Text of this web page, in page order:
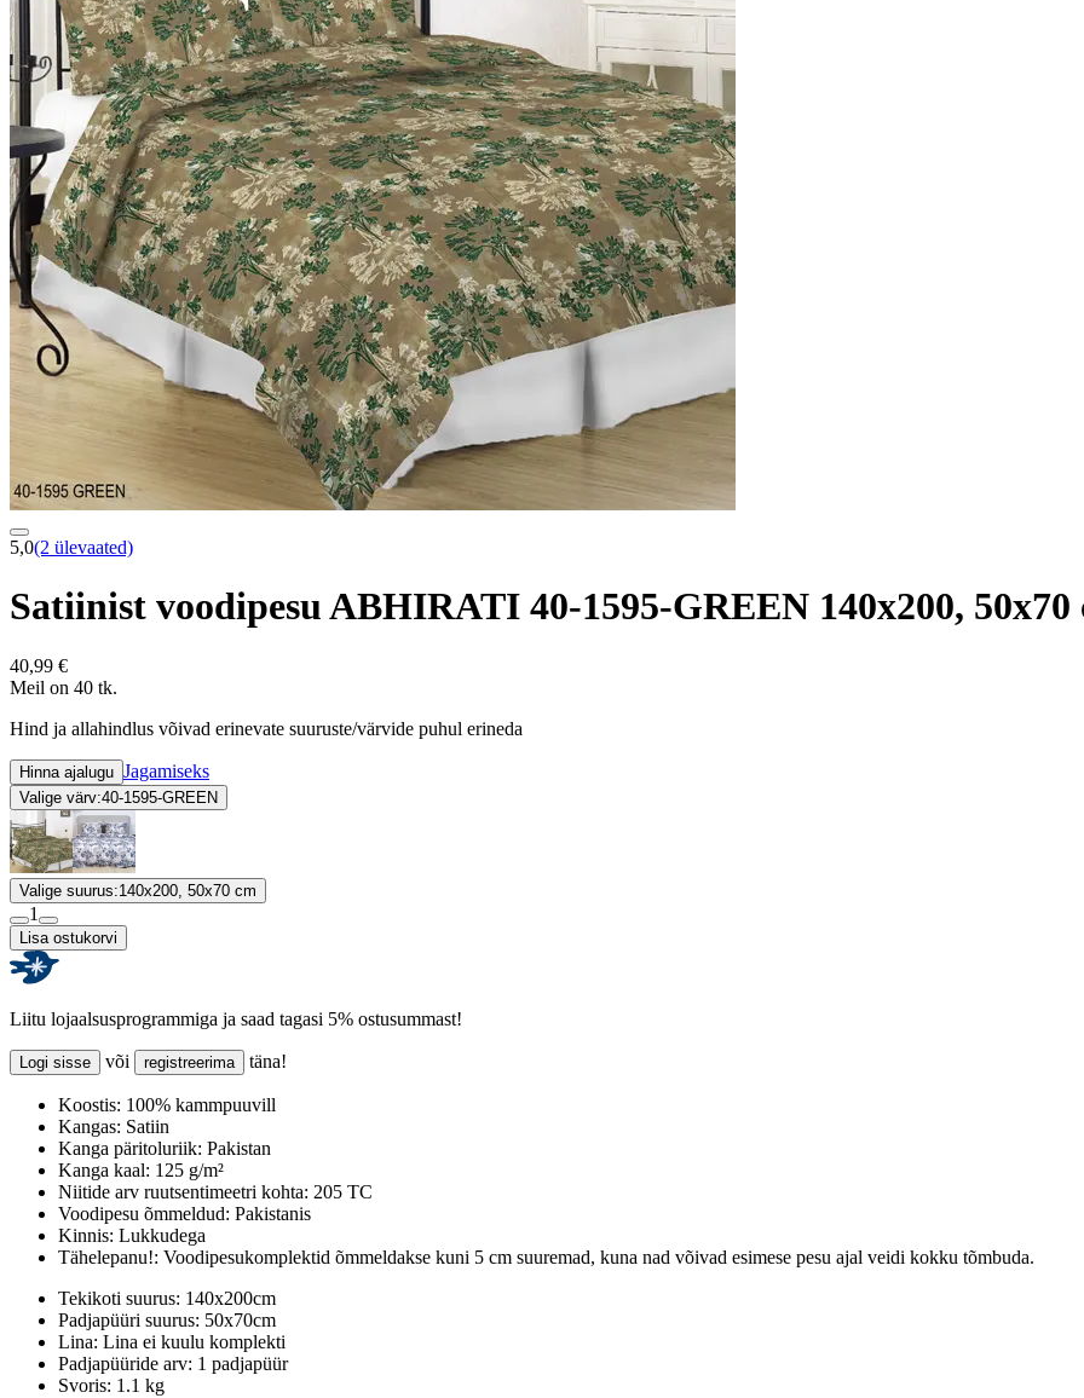
5,0(2 ülevaated)
Satiinist voodipesu ABHIRATI 40-1595-GREEN 140x200, 50x70
40,99 €
Meil on 40 tk.
Hind ja allahindlus võivad erinevate suuruste/värvide puhul erineda
Hinna ajalugu Jagamiseks
Valige värv:40-1595-GREEN
Valige suurus:140x200, 50x70 cm
1
Lisa ostukorvi
Liitu lojaalsusprogrammiga ja saad tagasi 5% ostusummast!
Logi sisse või registreerima täna!
Koostis: 100% kammpuuvill
Kangas: Satiin
Kanga päritoluriik: Pakistan
Kanga kaal: 125 g/m²
Niitide arv ruutsentimeetri kohta: 205 TC
Voodipesu õmmeldud: Pakistanis
Kinnis: Lukkudega
Tähelepanu!: Voodipesukomplektid õmmeldakse kuni 5 cm suuremad, kuna nad võivad esimese pesu ajal veidi kokku tõmbuda.
Tekikoti suurus: 140x200cm
Padjapüüri suurus: 50x70cm
Lina: Lina ei kuulu komplekti
Padjapüüride arv: 1 padjapüür
Svoris: 1.1 kg